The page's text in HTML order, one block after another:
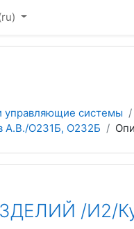
управляющие системы
О231Б, О232Б
/И2/